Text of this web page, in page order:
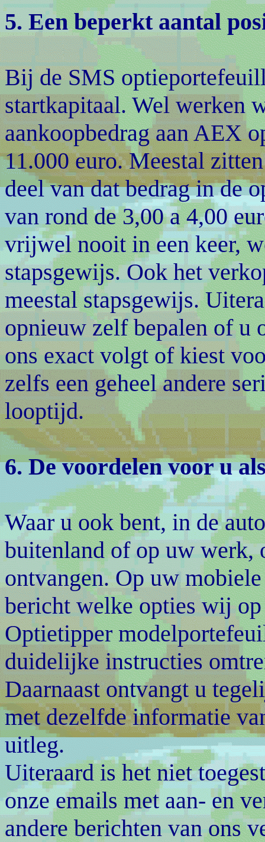
5. Een beperkt aantal
Bij de SMS
startkapitaal. Wel werken
aankoopbedrag aan AEX
11.000 euro. Meestal
deel van dat bedrag in de
van rond de 3,00 a 4,00
vrijwel nooit in een keer,
stapsgewijs. Ook het
meestal stapsgewijs.
opnieuw zelf bepalen of u
ons exact volgt of kiest
zelfs een geheel andere
looptijd.
6. De voordelen voor u
Waar u ook bent, in de
buitenland of op uw werk,
ontvangen. Op uw
bericht welke opties wij
Optietipper
duidelijke instructies
Daarnaast ontvangt u
met dezelfde informatie
uitleg.
Uiteraard is het niet
onze emails met aan- en
andere berichten van ons